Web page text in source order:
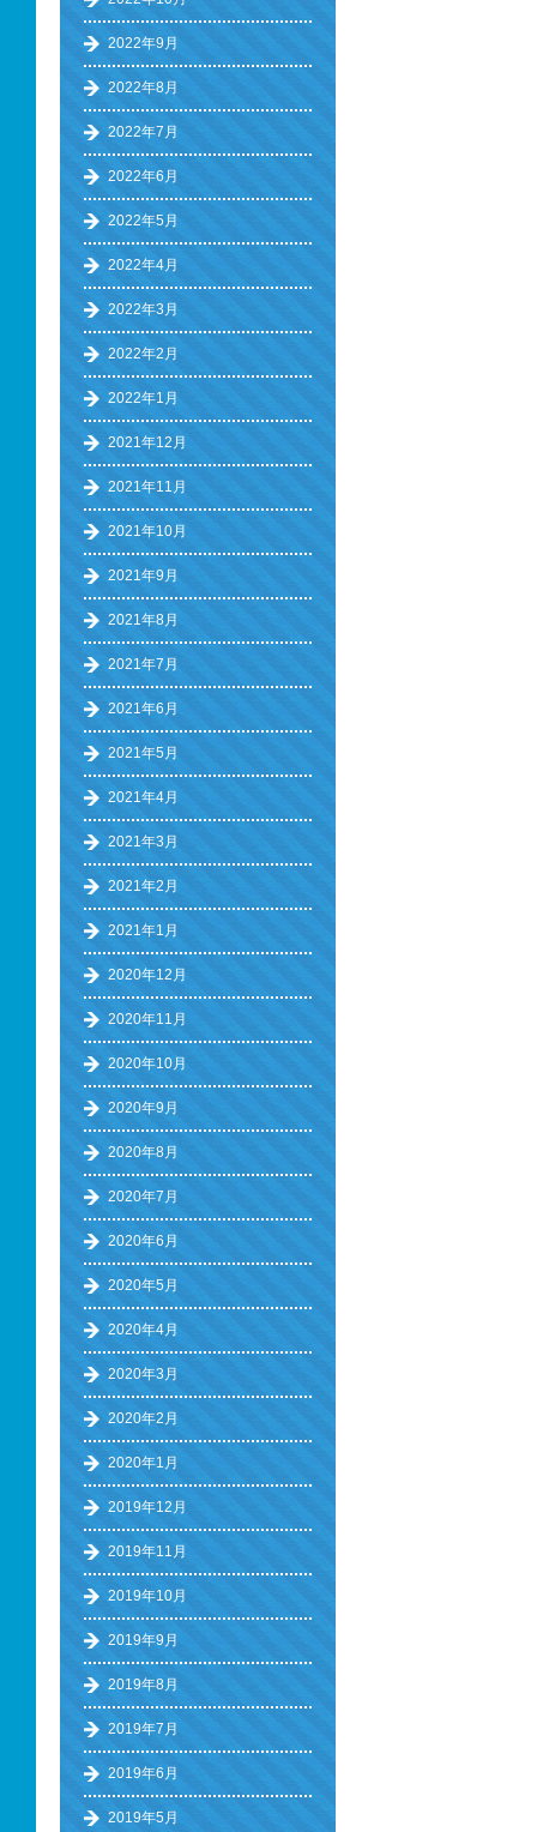
2022年9月
2022年8月
2022年7月
2022年6月
2022年5月
2022年4月
2022年3月
2022年2月
2022年1月
2021年12月
2021年11月
2021年10月
2021年9月
2021年8月
2021年7月
2021年6月
2021年5月
2021年4月
2021年3月
2021年2月
2021年1月
2020年12月
2020年11月
2020年10月
2020年9月
2020年8月
2020年7月
2020年6月
2020年5月
2020年4月
2020年3月
2020年2月
2020年1月
2019年12月
2019年11月
2019年10月
2019年9月
2019年8月
2019年7月
2019年6月
2019年5月